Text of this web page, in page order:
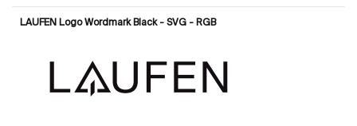
LAUFEN Logo Wordmark Black - SVG - RGB